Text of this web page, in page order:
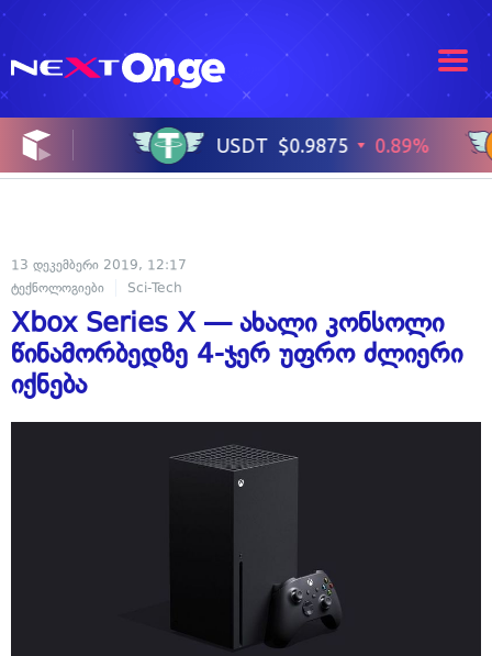
13 დეკემბერი 2019, 12:17
ტექნოლოგიები
Sci-Tech
Xbox Series X — ახალი კონსოლი
წინამორბედზე 4-ჯერ უფრო ძლიერი
იქნება